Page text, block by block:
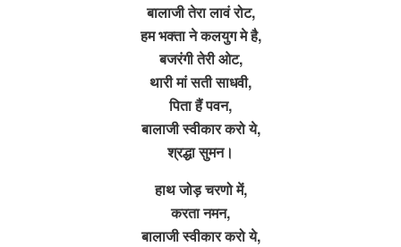
बालाजी तेरा लावं रोट,
हम भक्ता ने कलयुग मे है,
बजरंगी तेरी ओट,
थारी मां सती साधवी,
पिता हैं पवन,
बालाजी स्वीकार करो ये,
श्रद्धा सुमन।
हाथ जोड़ चरणो में,
करता नमन,
बालाजी स्वीकार करो ये,